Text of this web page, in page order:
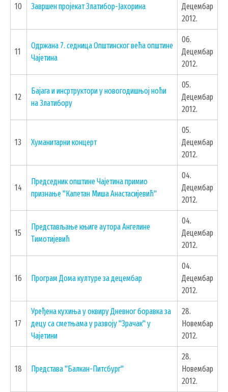
10 Завршен пројекат Златибор-Јахорина
Децембар
2012.
11
Одржана 7. седница Општинског већа општине
Чајетина
06.
Децембар
2012.
12
Бајага и инсртруктори у новогодишњој ноћи
на Златибору
05.
Децембар
2012.
13 Хуманитарни концерт
05.
Децембар
2012.
14
Председник општине Чајетина примио
признање "Капетан Миша Анастасијевић"
04.
Децембар
2012.
15
Представљање књиге аутора Ангелине
Тимотијевић
04.
Децембар
2012.
16 Програм Дома културе за децембар
04.
Децембар
2012.
17
Уређена кухиња у оквиру Дневног боравка за
децу са сметњама у развоју "Зрачак" у
Чајетини
28.
Новембар
2012.
18 Представа "Балкан-Питсбург"
28.
Новембар
2012.